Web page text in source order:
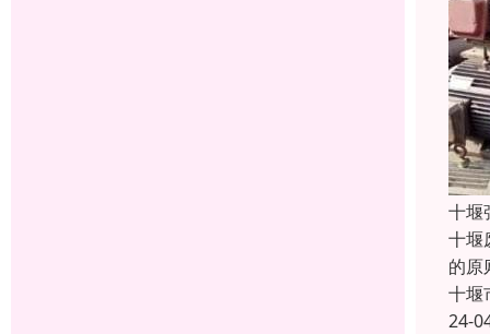
十堰
十堰
的原
十堰
24-